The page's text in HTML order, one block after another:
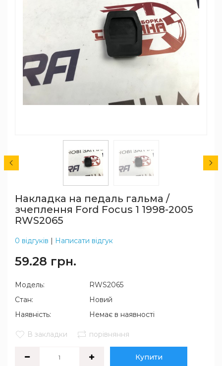
Накладка на педаль гальма /
зчеплення Ford Focus 1 1998-2005
RWS2065
0 відгуків | Написати відгук
59.28 грн.
Модель:
RWS2065
Стан:
Новий
Наявність:
Немає в наявності
В закладки порівняння
Купити